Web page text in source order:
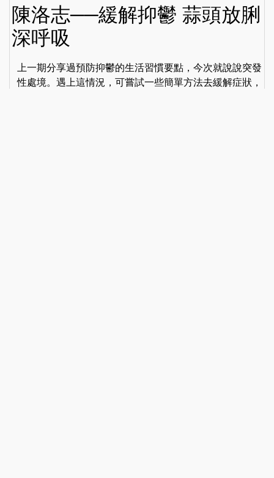
陳洛志──緩解抑鬱 蒜頭放脷
深呼吸
上一期分享過預防抑鬱的生活習慣要點，今次就說說突發
性處境。遇上這情況，可嘗試一些簡單方法去緩解症狀，